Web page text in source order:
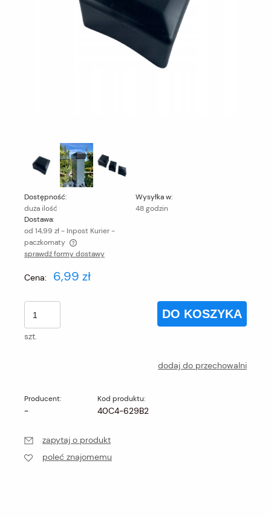
Dostępność:
duża ilość
Wysyłka w:
48 godzin
Dostawa:
od 14,99 zł- Inpost Kurier -
paczkomaty
Cena nie zawiera ewentualnych kosztów płatności
sprawdź formy dostawy
Cena: 6,99 zł
szt.
DO KOSZYKA
dodaj do przechowalni
Producent:
-
Kod produktu:
40C4-629B2
zapytaj o produkt
poleć znajomemu